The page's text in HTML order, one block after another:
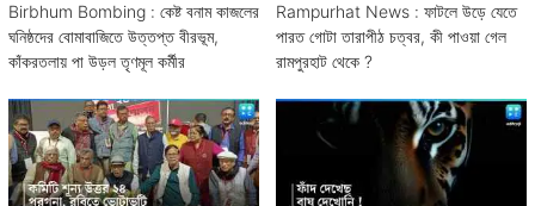
Birbhum Bombing : কেষ্ট বনাম কাজলের
ঘনিষ্ঠদের বোমাবাজিতে উত্তপ্ত বীরভূম,
কাঁকরতলায় পা উড়ল তৃণমূল কর্মীর
Rampurhat News : ফাটলে উড়ে যেতে
পারত গোটা তারাপীঠ চত্বর, কী পাওয়া গেল
রামপুরহাট থেকে ?